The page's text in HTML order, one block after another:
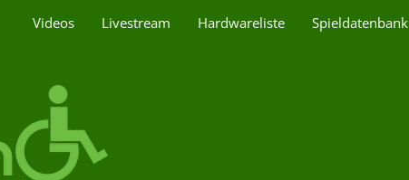
Videos Livestream Hardwareliste Spieldatenbank